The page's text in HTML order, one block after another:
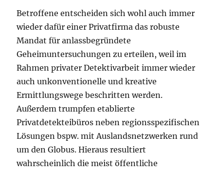
Betroffene entscheiden sich wohl auch immer
wieder dafür einer Privatfirma das robuste
Mandat für anlassbegründete
Geheimuntersuchungen zu erteilen, weil im
Rahmen privater Detektivarbeit immer wieder
auch unkonventionelle und kreative
Ermittlungswege beschritten werden.
Außerdem trumpfen etablierte
Privatdetekteibüros neben regionsspezifischen
Lösungen bspw. mit Auslandsnetzwerken rund
um den Globus. Hieraus resultiert
wahrscheinlich die meist öffentliche